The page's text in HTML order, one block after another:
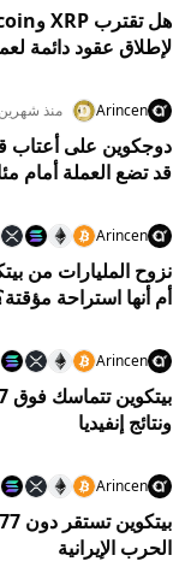
لإطلاق عقود دائمة
Arincen منذ شهرين
قد تضع العملة أمام
Arincen
نزوح المليارات من
أم أنها استراحة
Arincen
ونتائج إنفيديا
Arincen
الحرب الإيرانية